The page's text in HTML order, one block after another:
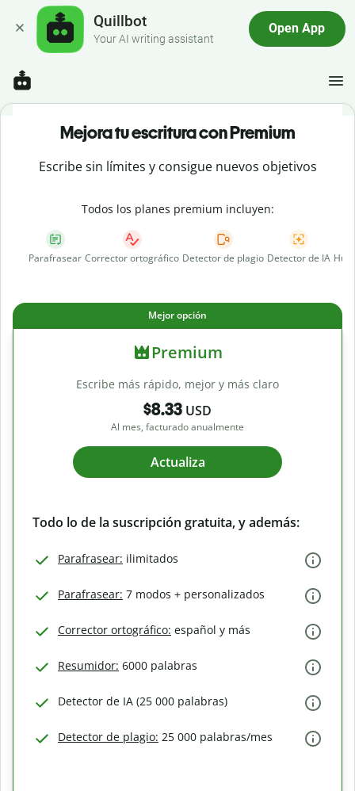
Quillbot
Your AI writing assistant
Open App
Mejora tu escritura con Premium
Escribe sin límites y consigue nuevos objetivos
Todos los planes premium incluyen:
Parafrasear Corrector ortográfico Detector de plagio Detector de IA
Mejor opción
Premium
Escribe más rápido, mejor y más claro
$8.33 USD
Al mes, facturado anualmente
Actualiza
Todo lo de la suscripción gratuita, y además:
Parafrasear: ilimitados
Parafrasear: 7 modos + personalizados
Corrector ortográfico: español y más
Resumidor: 6000 palabras
Detector de IA (25 000 palabras)
Detector de plagio: 25 000 palabras/mes